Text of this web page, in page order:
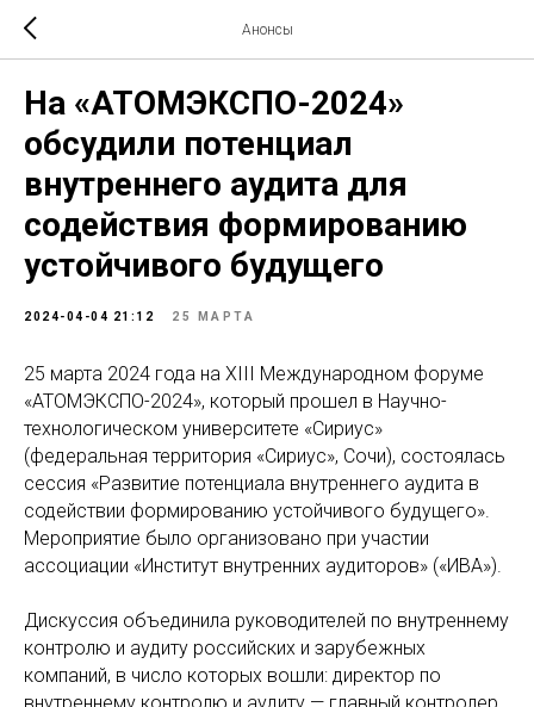
Анонсы
На «АТОМЭКСПО-2024»
обсудили потенциал
внутреннего аудита для
содействия формированию
устойчивого будущего
2024-04-04 21:12 25 МАРТА
25 марта 2024 года на XIII Международном форуме
«АТОМЭКСПО-2024», который прошел в Научно-
технологическом университете «Сириус»
(федеральная территория «Сириус», Сочи), состоялась
сессия «Развитие потенциала внутреннего аудита в
содействии формированию устойчивого будущего».
Мероприятие было организовано при участии
ассоциации «Институт внутренних аудиторов» («ИВА»).
Дискуссия объединила руководителей по внутреннему
контролю и аудиту российских и зарубежных
компаний, в число которых вошли: директор по